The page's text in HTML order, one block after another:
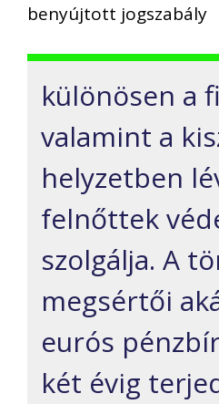
benyújtott jogszabály
különösen a
valamint a
helyzetben
felnőttek
szolgálja. A
megsértői
eurós
két évig